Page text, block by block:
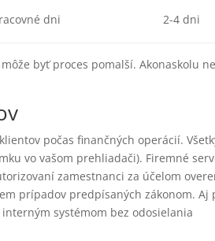
dni 2-4 dni
byť proces pomalší. Akonaskolu
počas finančných operácií.
vo vašom prehliadači). Firemné
zamestnanci za účelom
prípadov predpísaných zákonom. Aj
systémom bez odosielania